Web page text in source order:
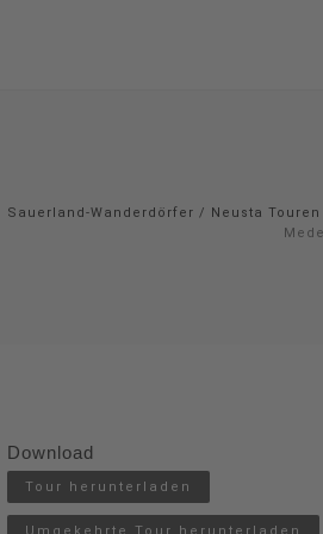
Sauerland-Wanderdörfer / Neusta Touren
Download
Tour herunterladen